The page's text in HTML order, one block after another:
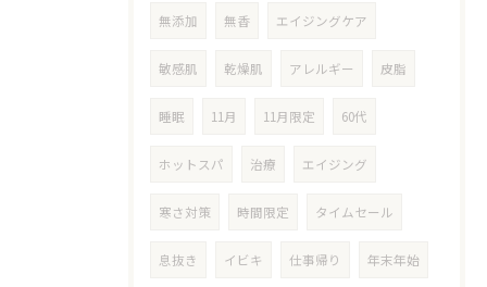
無添加 無香 エイジングケア
敏感肌 乾燥肌 アレルギー 皮脂
睡眠 11月 11月限定 60代
ホットスパ 治療 エイジング
寒さ対策 時間限定 タイムセール
息抜き イビキ 仕事帰り 年末年始